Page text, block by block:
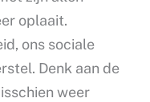
oplaait.
ons sociale
Denk aan de
weer